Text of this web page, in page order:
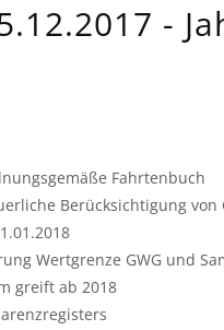
-
Fahrtenbuch
Berücksichtigung von
Wertgrenze GWG und
greift ab 2018